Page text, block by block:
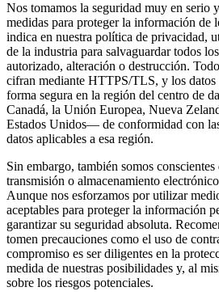
Nos tomamos la seguridad muy en serio
medidas para proteger la información de
indica en nuestra política de privacidad,
de la industria para salvaguardar todos
autorizado, alteración o destrucción.
cifran mediante HTTPS/TLS, y los datos
forma segura en la región del centro de
Canadá, la Unión Europea, Nueva
Estados Unidos— de conformidad con
datos aplicables a esa región.
Sin embargo, también somos
transmisión o almacenamiento
Aunque nos esforzamos por utilizar
aceptables para proteger la información
garantizar su seguridad absoluta.
tomen precauciones como el uso de
compromiso es ser diligentes en la
medida de nuestras posibilidades y, al
sobre los riesgos potenciales.